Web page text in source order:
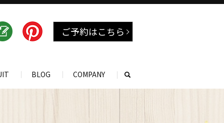
BLOG COMPANY search
ご予約はこちら